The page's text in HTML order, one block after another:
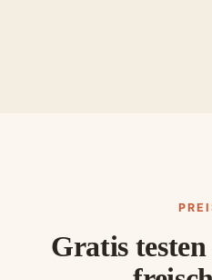
Gratis